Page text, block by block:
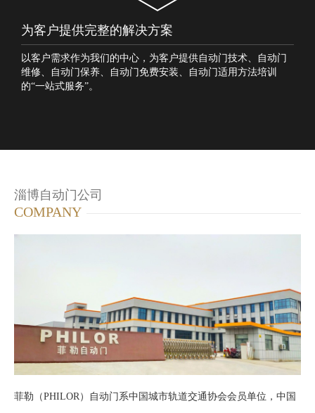
为客户提供完整的解决方案
以客户需求作为我们的中心，为客户提供自动门技术、自动门
维修、自动门保养、自动门免费安装、自动门适用方法培训
的“一站式服务”。
淄博自动门公司
COMPANY
菲勒（PHILOR）自动门系中国城市轨道交通协会会员单位，中国